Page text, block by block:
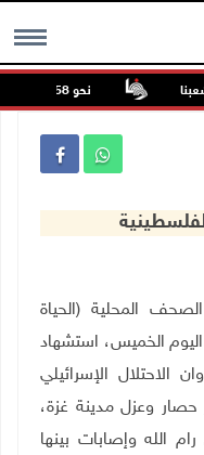
MENU نحو 58 ألف إصابة بجدري الماء في قطاع غزة منذ بداية العام
أبرزت الصحف المحلية (الحياة
اليوم الخميس، استشهاد
الاحتلال الإسرائيلي
حصار وعزل مدينة غزة،
الله وإصابات بينها